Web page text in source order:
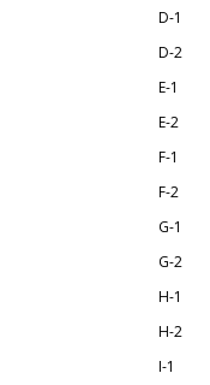
D-1
D-2
E-1
E-2
F-1
F-2
G-1
G-2
H-1
H-2
I-1